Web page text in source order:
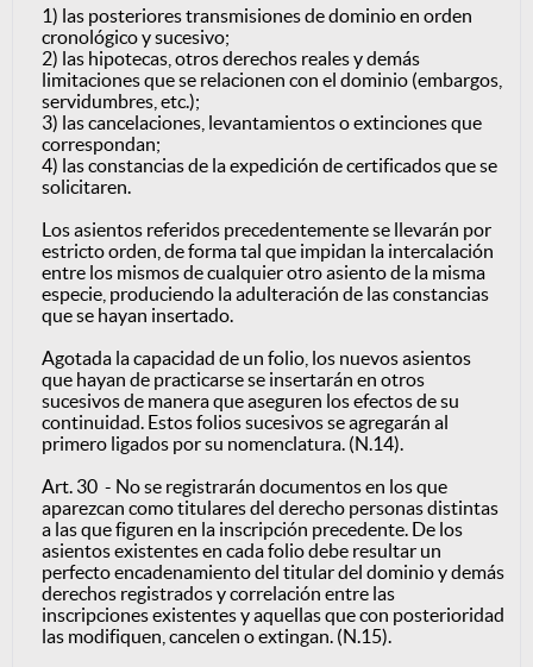
1) las posteriores transmisiones de dominio en orden
cronológico y sucesivo;
2) las hipotecas, otros derechos reales y demás
limitaciones que se relacionen con el dominio (embargos,
servidumbres, etc.);
3) las cancelaciones, levantamientos o extinciones que
correspondan;
4) las constancias de la expedición de certificados que se
solicitaren.
Los asientos referidos precedentemente se llevarán por
estricto orden, de forma tal que impidan la intercalación
entre los mismos de cualquier otro asiento de la misma
especie, produciendo la adulteración de las constancias
que se hayan insertado.
Agotada la capacidad de un folio, los nuevos asientos
que hayan de practicarse se insertarán en otros
sucesivos de manera que aseguren los efectos de su
continuidad. Estos folios sucesivos se agregarán al
primero ligados por su nomenclatura. (N.14).
Art. 30 - No se registrarán documentos en los que
aparezcan como titulares del derecho personas distintas
a las que figuren en la inscripción precedente. De los
asientos existentes en cada folio debe resultar un
perfecto encadenamiento del titular del dominio y demás
derechos registrados y correlación entre las
inscripciones existentes y aquellas que con posterioridad
las modifiquen, cancelen o extingan. (N.15).